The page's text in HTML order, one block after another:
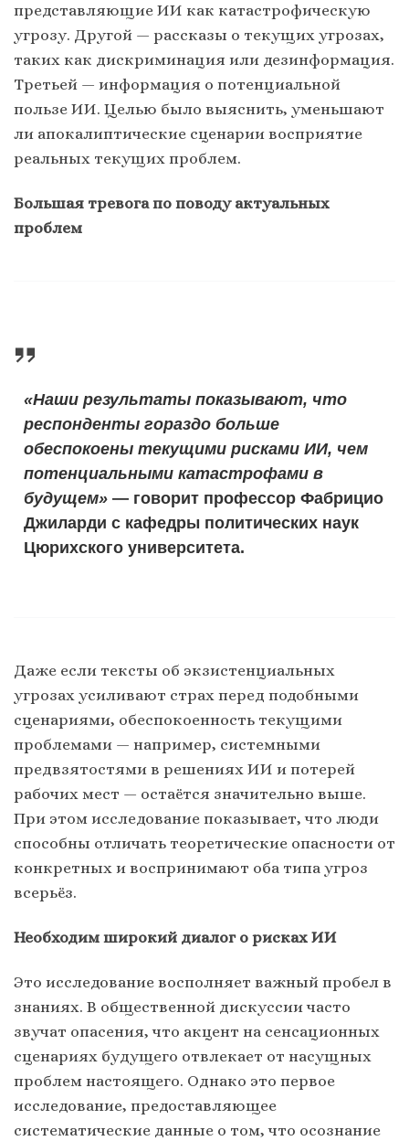
представляющие ИИ как катастрофическую
угрозу. Другой — рассказы о текущих угрозах,
таких как дискриминация или дезинформация.
Третьей — информация о потенциальной
пользе ИИ. Целью было выяснить, уменьшают
ли апокалиптические сценарии восприятие
реальных текущих проблем.
Большая тревога по поводу актуальных
проблем
«Наши результаты показывают, что
респонденты гораздо больше
обеспокоены текущими рисками ИИ, чем
потенциальными катастрофами в
будущем»— говорит профессор Фабрицио
Джиларди с кафедры политических наук
Цюрихского университета.
Даже если тексты об экзистенциальных
угрозах усиливают страх перед подобными
сценариями, обеспокоенность текущими
проблемами — например, системными
предвзятостями в решениях ИИ и потерей
рабочих мест — остаётся значительно выше.
При этом исследование показывает, что люди
способны отличать теоретические опасности от
конкретных и воспринимают оба типа угроз
всерьёз.
Необходим широкий диалог о рисках ИИ
Это исследование восполняет важный пробел в
знаниях. В общественной дискуссии часто
звучат опасения, что акцент на сенсационных
сценариях будущего отвлекает от насущных
проблем настоящего. Однако это первое
исследование, предоставляющее
систематические данные о том, что осознание